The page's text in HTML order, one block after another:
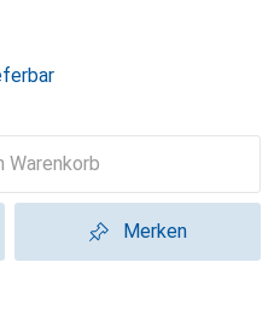
Warenkorb
Merken